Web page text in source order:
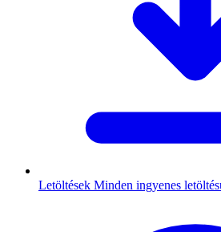
Letöltések Minden ingyenes